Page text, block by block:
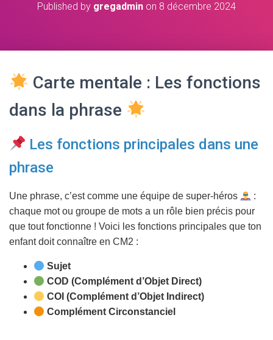
G
N
Published by gregadmin on 8 décembre 2024
Carte mentale : Les fonctions
dans la phrase
Les fonctions principales dans une
phrase
Une phrase, c’est comme une équipe de super-héros
:
chaque mot ou groupe de mots a un rôle bien précis pour
que tout fonctionne ! Voici les fonctions principales que ton
enfant doit connaître en CM2 :
Sujet
COD (Complément d’Objet Direct)
COI (Complément d’Objet Indirect)
Complément Circonstanciel